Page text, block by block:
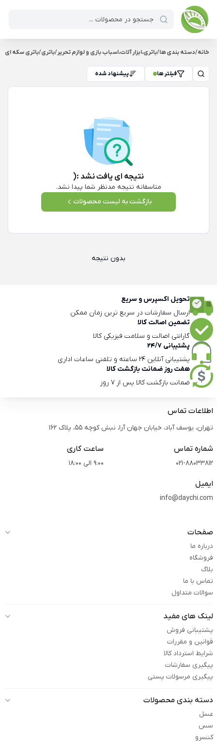
خانه/دسته بندی ها/باتری،ابزار آلات،اسباب بازی و لوازم تحریر/باتری/باتری سکه ای
فیلتر ها پیشنهاد شده
نتیجه ای یافت نشد :(
متاسفانه نتیجه مدنظر شما پیدا نشد.
بازگشت به لیست محصولات
بدون نتیجه
تحویل اکسپرس و سریع
ارسال سفارشات در سریع ترین زمان ممکن
تضمین اصالت کالا
گارانتی اصالت و سلامت فیزیکی کالا
پشتیبانی 24/7
پشتیبانی آنلاین 24 ساعته و تلفنی ساعات اداری
هفت روز ضمانت بازگشت کالا
ضمانت بازگشت کالا پس از 7 روز
اطلاعات تماس
تهران، یوسف آباد، خیابان جهان آرا، نبش کوچه 55، پلاک 162
شماره تماس
021-88033812
ساعت کاری
9:00 الی 18:00
ایمیل
info@daychi.com
صفحات
درباره ما
فروشگاه
بلاگ
تماس با ما
سوالات متداول
لینک های مفید
پشتیبانی فروش
قوانین و مقررات
شرایط استرداد کالا
پیگیری سفارشات
پیگیری مرسولات پستی
دسته بندی محصولات
عسل
سس
کنسرو